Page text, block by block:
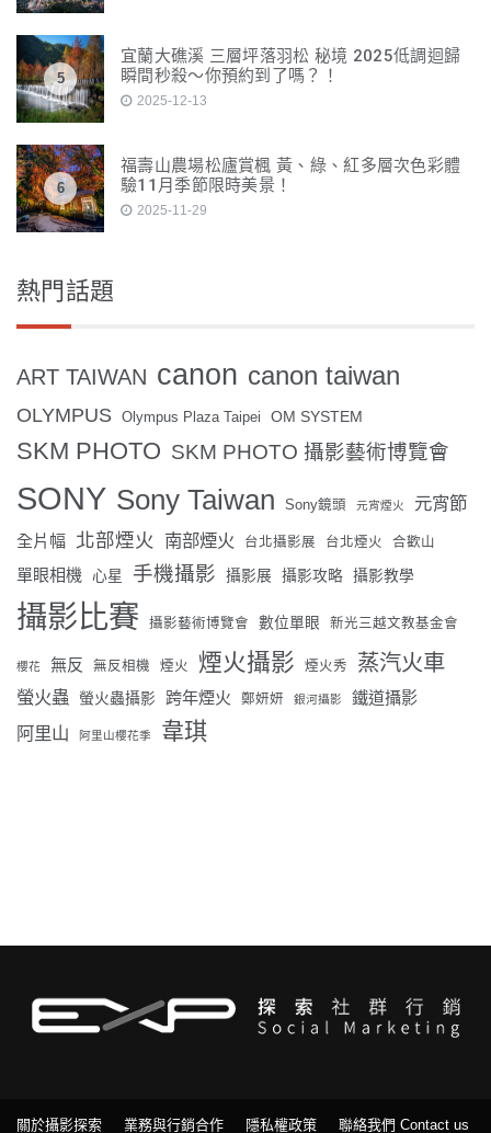
5
宜蘭大礁溪 三層坪落羽松 秘境 2025低調迴歸
瞬間秒殺～你預約到了嗎？！
2025-12-13
6
福壽山農場松廬賞楓 黃、綠、紅多層次色彩體
驗11月季節限時美景！
2025-11-29
熱門話題
ART TAIWAN canon canon taiwan
OLYMPUS Olympus Plaza Taipei OM SYSTEM
SKM PHOTO SKM PHOTO 攝影藝術博覽會
SONY Sony Taiwan Sony鏡頭 元宵煙火 元宵節
全片幅 北部煙火 南部煙火 台北攝影展 台北煙火 合歡山
單眼相機 心星 手機攝影 攝影展 攝影攻略 攝影教學
攝影比賽 攝影藝術博覽會 數位單眼 新光三越文教基金會
櫻花 無反 無反相機 煙火 煙火攝影 煙火秀 蒸汽火車
螢火蟲 螢火蟲攝影 跨年煙火 鄭妍妍 銀河攝影 鐵道攝影
阿里山 阿里山櫻花季 韋琪
關於攝影探索 業務與行銷合作 隱私權政策 聯絡我們 Contact us